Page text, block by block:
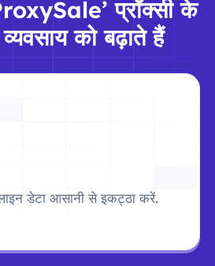
प्रॉक्सी के
को बढ़ाते हैं
डेटा आसानी से इकट्ठा करें.